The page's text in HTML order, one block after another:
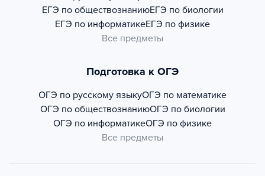
ЕГЭ по обществознаниюЕГЭ по биологии
ЕГЭ по информатикеЕГЭ по физике
Все предметы
Подготовка к ОГЭ
ОГЭ по русскому языкуОГЭ по математике
ОГЭ по обществознаниюОГЭ по биологии
ОГЭ по информатикеОГЭ по физике
Все предметы